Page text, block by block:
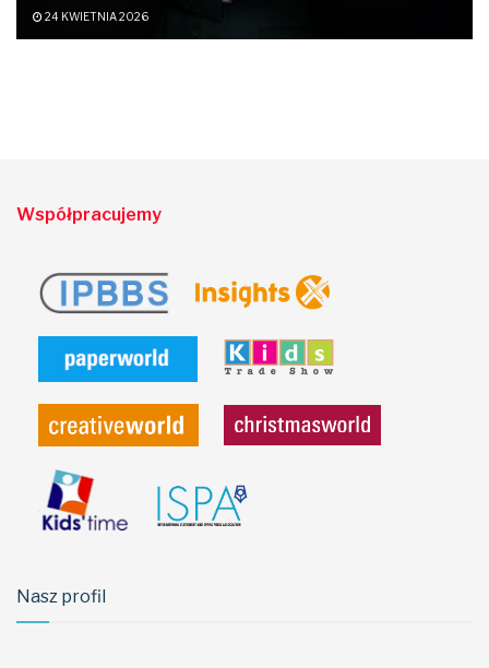
24 KWIETNIA 2026
Współpracujemy
Nasz profil